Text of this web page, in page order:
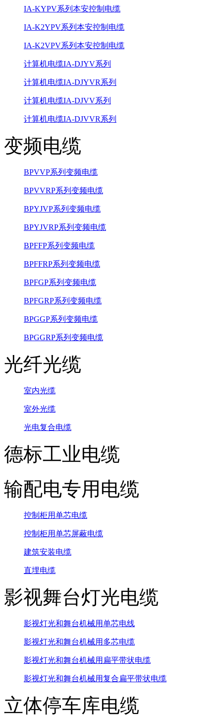
IA-KYPV系列本安控制电缆
IA-K2YPV系列本安控制电缆
IA-K2VPV系列本安控制电缆
计算机电缆IA-DJYV系列
计算机电缆IA-DJYVR系列
计算机电缆IA-DJVV系列
计算机电缆IA-DJVVR系列
变频电缆
BPVVP系列变频电缆
BPVVRP系列变频电缆
BPYJVP系列变频电缆
BPYJVRP系列变频电缆
BPFFP系列变频电缆
BPFFRP系列变频电缆
BPFGP系列变频电缆
BPFGRP系列变频电缆
BPGGP系列变频电缆
BPGGRP系列变频电缆
光纤光缆
室内光缆
室外光缆
光电复合电缆
德标工业电缆
输配电专用电缆
控制柜用单芯电缆
控制柜用单芯屏蔽电缆
建筑安装电缆
直埋电缆
影视舞台灯光电缆
影视灯光和舞台机械用单芯电线
影视灯光和舞台机械用多芯电缆
影视灯光和舞台机械用扁平带状电缆
影视灯光和舞台机械用复合扁平带状电缆
立体停车库电缆